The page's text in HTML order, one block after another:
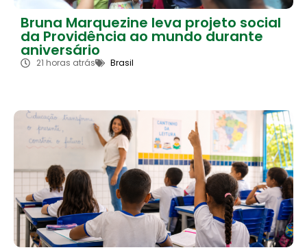
Bruna Marquezine leva projeto social
da Providência ao mundo durante
aniversário
21 horas atrás Brasil